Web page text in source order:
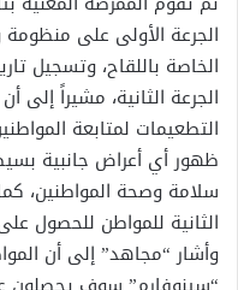
الجرعة الأولى على منظومة
الخاصة باللقاح، وتسجيل
الجرعة الثانية، مشيراً
التطعيمات لمتابعة
ظهور أي أعراض جانبية
سلامة وصحة المواطنين،
الثانية للمواطن للحصول
وأشار “مجاهد” إلى أن